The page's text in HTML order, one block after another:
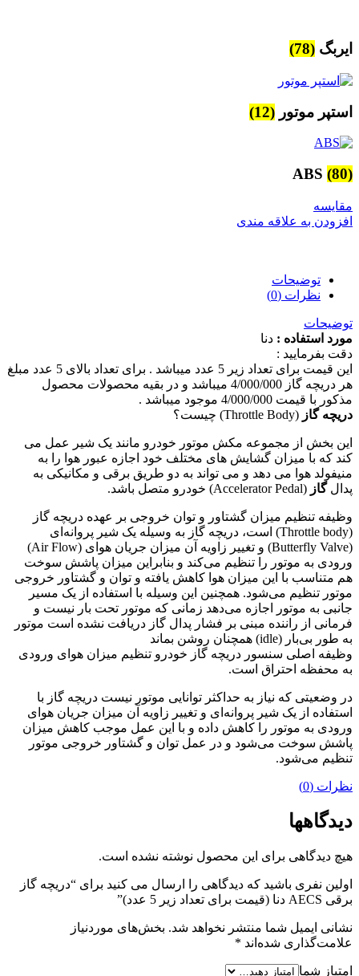
ایربگ (78)
استپر موتور (12)
ABS (80)
مقایسه
افزودن به علاقه مندی
توضیحات
نظرات (0)
توضیحات
مورد استفاده : دنا
دقت بفرمایید :
این قیمت برای تعداد زیر 5 عدد میباشد . برای تعداد بالای 5 عدد مبلغ
هر دریچه گاز 4/000/000 میباشد و در بقیه محصولات محصول
مذکور با قیمت 4/000/000 موجود میباشد .
دریچه گاز (Throttle Body) چیست؟
این بخش از مجموعه مکش موتور خودرو مانند یک شیر عمل می
کند که با میزان گشایش های مختلف خود اجازه عبور هوا را به
منیفولد هوا می دهد و می تواند به دو طریق برقی و مکانیکی به
پدالگاز (Accelerator Pedal) خودرو متصل باشد.
وظیفه تنظیم میزان گشتاور و توان خروجی بر عهده دریچه گاز
(Throttle body) است، دریچه گاز به وسیله یک شیر پروانه‌ای
(Butterfly Valve) و تغییر زاویه آن میزان جریان هوای (Air Flow)
ورودی به موتور را تنظیم می‌کند و بنابراین میزان پاشش سوخت
هم متناسب با این میزان هوا کاهش یافته و توان و گشتاور خروجی
موتور تنظیم می‌شود. همچنین این وسیله با استفاده از یک مسیر
جانبی به موتور اجازه می‌دهد زمانی که موتور تحت بار نیست و
فرمانی از راننده مبنی بر فشار پدال گاز دریافت نشده است موتور
به طور بی‌بار (idle) همچنان روشن بماند
وظیفه اصلی سنسور دریچه گاز خودرو تنظیم میزان هوای ورودی
به محفظه احتراق است.
در وضعیتی که نیاز به حداکثر توانایی موتور نیست دریچه گاز با
استفاده از یک شیر پروانه‌ای و تغییر زاویه آن میزان جریان هوای
ورودی به موتور را کاهش داده و با این عمل موجب کاهش میزان
پاشش سوخت می‌شود و در عمل توان و گشتاور خروجی موتور
تنظیم می‌شود.
نظرات (0)
دیدگاهها
هیچ دیدگاهی برای این محصول نوشته نشده است.
اولین نفری باشید که دیدگاهی را ارسال می کنید برای “دریچه گاز
برقی AECS دنا (قیمت برای تعداد زیر 5 عدد)”
نشانی ایمیل شما منتشر نخواهد شد. بخش‌های موردنیاز
علامت‌گذاری شده‌اند *
امتیاز شما